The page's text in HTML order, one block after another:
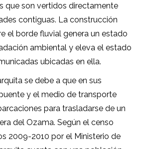
que son vertidos directamente
contiguas. La construcción
el borde fluvial genera un estado
ambiental y eleva el estado
ubicadas en ella.
se debe a que en sus
y el medio de transporte
para trasladarse de un
del Ozama. Según el censo
2009-2010 por el Ministerio de